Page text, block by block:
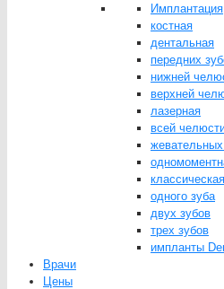
Имплантация
костная
дентальная
передних
нижней
верхней
лазерная
всей
одного зуба
двух зубов
трех зубов
импланты
Врачи
Цены